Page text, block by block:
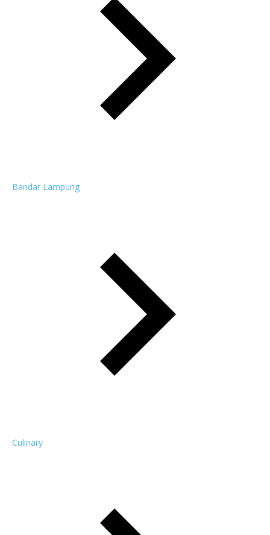
Bandar Lampung
Culinary